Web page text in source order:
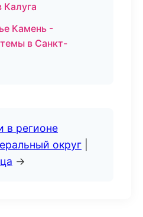
Калуга
Камень -
в Санкт-
в регионе
округ
→